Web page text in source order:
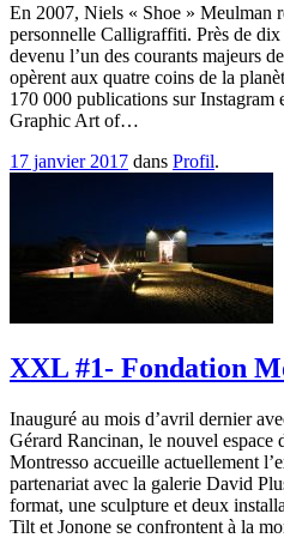
En 2007, Niels « Shoe » Meulman
personnelle Calligraffiti. Près de
devenu l’un des courants majeurs
opèrent aux quatre coins de la
170 000 publications sur
Graphic Art of…
17 janvier 2017 dans Profil.
XXL #1- Fondation
Inauguré au mois d’avril dernier
Gérard Rancinan, le nouvel espace
Montresso accueille actuellement
partenariat avec la galerie David
format, une sculpture et deux
Tilt et Jonone se confrontent à la